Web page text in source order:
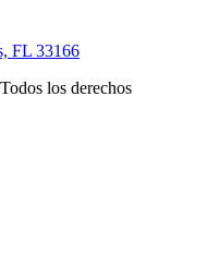
FL 33166
los derechos